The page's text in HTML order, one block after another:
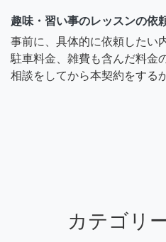
趣味・習い事のレッスンの依
事前に、具体的に依頼したい
駐車料金、雑費も含んだ料金
相談をしてから本契約をする
カテゴリ